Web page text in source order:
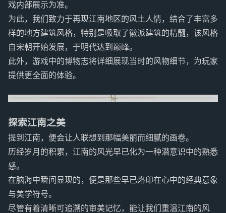
戏内部展示为准。
为此，我们致力于再现江南地区的风土人情，结合了丰富多
样的地方建筑风格，特别是吸取了徽派建筑的精髓，该风格
自宋朝开始发展，于明代达到巅峰。
此外，游戏中的博物志将详细展现当时的风物细节，为玩家
提供更全面的体验。
探索江南之美
提到江南，便会让人联想到那幅美丽而细腻的画卷。
历经岁月的积累，江南的风光早已化为一种潜意识中的熟悉
感。
在脑海中瞬间显现的，便是那些早已烙印在心中的经典意象
与美学符号。
尽管有着清晰可追溯的审美记忆，能让我们重温江南的风